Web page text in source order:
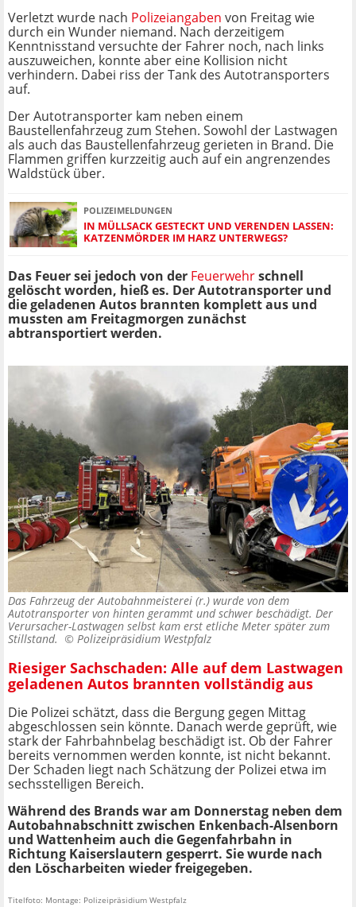
Verletzt wurde nach Polizeiangaben von Freitag wie
durch ein Wunder niemand. Nach derzeitigem
Kenntnisstand versuchte der Fahrer noch, nach links
auszuweichen, konnte aber eine Kollision nicht
verhindern. Dabei riss der Tank des Autotransporters
auf.
Der Autotransporter kam neben einem
Baustellenfahrzeug zum Stehen. Sowohl der Lastwagen
als auch das Baustellenfahrzeug gerieten in Brand. Die
Flammen griffen kurzzeitig auch auf ein angrenzendes
Waldstück über.
POLIZEIMELDUNGEN
IN MÜLLSACK GESTECKT UND VERENDEN LASSEN:
KATZENMÖRDER IM HARZ UNTERWEGS?
Das Feuer sei jedoch von der Feuerwehrschnell
gelöscht worden, hieß es. Der Autotransporter und
die geladenen Autos brannten komplett aus und
mussten am Freitagmorgen zunächst
abtransportiert werden.
Das Fahrzeug der Autobahnmeisterei (r.) wurde von dem
Autotransporter von hinten gerammt und schwer beschädigt. Der
Verursacher-Lastwagen selbst kam erst etliche Meter später zum
Stillstand. © Polizeipräsidium Westpfalz
Riesiger Sachschaden: Alle auf dem Lastwagen
geladenen Autos brannten vollständig aus
Die Polizei schätzt, dass die Bergung gegen Mittag
abgeschlossen sein könnte. Danach werde geprüft, wie
stark der Fahrbahnbelag beschädigt ist. Ob der Fahrer
bereits vernommen werden konnte, ist nicht bekannt.
Der Schaden liegt nach Schätzung der Polizei etwa im
sechsstelligen Bereich.
Während des Brands war am Donnerstag neben dem
Autobahnabschnitt zwischen Enkenbach-Alsenborn
und Wattenheim auch die Gegenfahrbahn in
Richtung Kaiserslautern gesperrt. Sie wurde nach
den Löscharbeiten wieder freigegeben.
Titelfoto: Montage: Polizeipräsidium Westpfalz